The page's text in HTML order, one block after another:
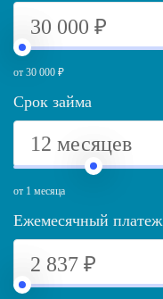
от 30 000 ₽
Срок займа
от 1 месяца
Ежемесячный платеж